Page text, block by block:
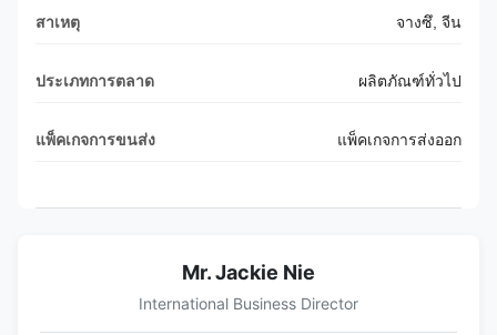
สาเหตุ จางซึ, จีน
ประเภทการตลาด ผลิตภัณฑ์ทั่วไป
แพ็คเกจการขนส่ง แพ็คเกจการส่งออก
Mr. Jackie Nie
International Business Director